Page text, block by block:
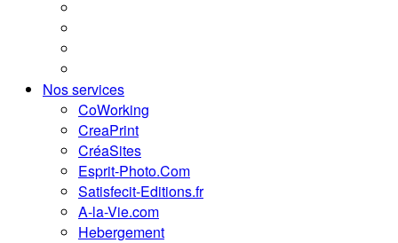
Nos services
CoWorking
CreaPrint
CréaSites
Esprit-Photo.Com
Satisfecit-Editions.fr
A-la-Vie.com
Hebergement